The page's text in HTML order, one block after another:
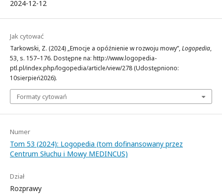
2024-12-12
Jak cytować
Tarkowski, Z. (2024) „Emocje a opóźnienie w rozwoju mowy”,Logopedia,
53, s. 157–176. Dostępne na: http://www.logopedia-
ptl.pl/index.php/logopedia/article/view/278 (Udostępniono:
10sierpień2026).
Formaty cytowań
Numer
Tom 53 (2024): Logopedia (tom dofinansowany przez
Centrum Słuchu i Mowy MEDINCUS)
Dział
Rozprawy